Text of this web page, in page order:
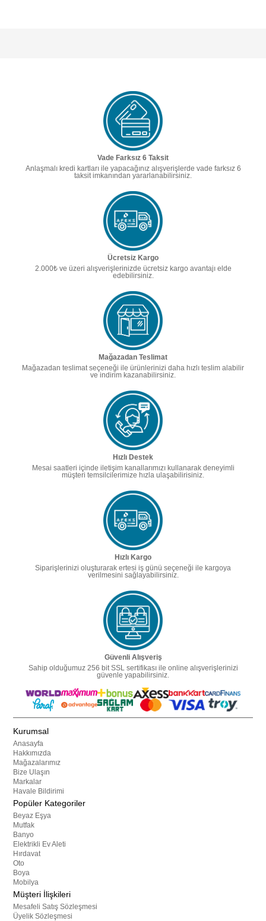
Vade Farksız 6 Taksit
Anlaşmalı kredi kartları ile yapacağınız alışverişlerde vade farksız 6
taksit imkanından yararlanabilirsiniz.
Ücretsiz Kargo
2.000₺ ve üzeri alışverişlerinizde ücretsiz kargo avantajı elde
edebilirsiniz.
Mağazadan Teslimat
Mağazadan teslimat seçeneği ile ürünlerinizi daha hızlı teslim alabilir
ve indirim kazanabilirsiniz.
Hızlı Destek
Mesai saatleri içinde iletişim kanallarımızı kullanarak deneyimli
müşteri temsilcilerimize hızla ulaşabilirisiniz.
Hızlı Kargo
Siparişlerinizi oluşturarak ertesi iş günü seçeneği ile kargoya
verilmesini sağlayabilirsiniz.
Güvenli Alışveriş
Sahip olduğumuz 256 bit SSL sertifikası ile online alışverişlerinizi
güvenle yapabilirsiniz.
Kurumsal
Anasayfa
Hakkımızda
Mağazalarımız
Bize Ulaşın
Markalar
Havale Bildirimi
Popüler Kategoriler
Beyaz Eşya
Mutfak
Banyo
Elektrikli Ev Aleti
Hırdavat
Oto
Boya
Mobilya
Müşteri İlişkileri
Mesafeli Satış Sözleşmesi
Üyelik Sözleşmesi